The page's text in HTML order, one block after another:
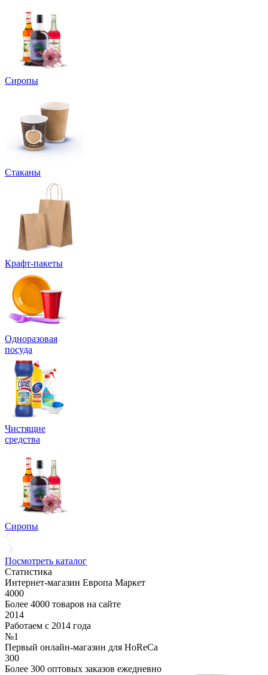
Сиропы
Стаканы
Крафт-пакеты
Одноразовая
посуда
Чистящие
средства
Сиропы
Посмотреть каталог
Статистика
Интернет-магазин Европа Маркет
4000
Более 4000 товаров на сайте
2014
Работаем с 2014 года
№1
Первый онлайн-магазин для HoReCa
300
Более 300 оптовых заказов ежедневно